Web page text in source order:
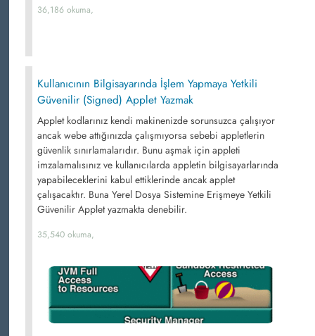
36,186 okuma,
Kullanıcının Bilgisayarında İşlem Yapmaya Yetkili
Güvenilir (Signed) Applet Yazmak
Applet kodlarınız kendi makinenizde sorunsuzca çalışıyor
ancak webe attığınızda çalışmıyorsa sebebi appletlerin
güvenlik sınırlamalarıdır. Bunu aşmak için appleti
imzalamalısınız ve kullanıcılarda appletin bilgisayarlarında
yapabileceklerini kabul ettiklerinde ancak applet
çalışacaktır. Buna Yerel Dosya Sistemine Erişmeye Yetkili
Güvenilir Applet yazmakta denebilir.
35,540 okuma,